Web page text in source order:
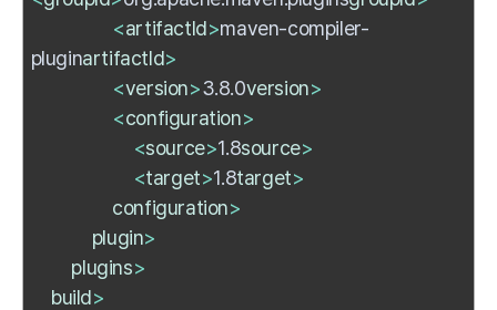
<artifactId>maven-compiler-
pluginartifactId>
<version>3.8.0version>
<configuration>
<source>1.8source>
<target>1.8target>
configuration>
plugin>
plugins>
build>